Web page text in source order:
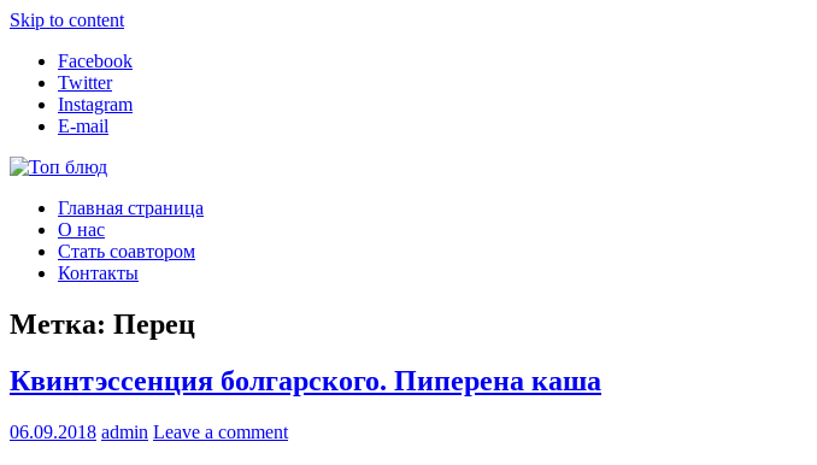
Skip to content
Facebook
Twitter
Instagram
E-mail
Топ блюд
Рецепты со всего мира
Главная страница
О нас
Стать соавтором
Контакты
Метка: Перец
Квинтэссенция болгарского. Пиперена каша
06.09.2018 admin Leave a comment